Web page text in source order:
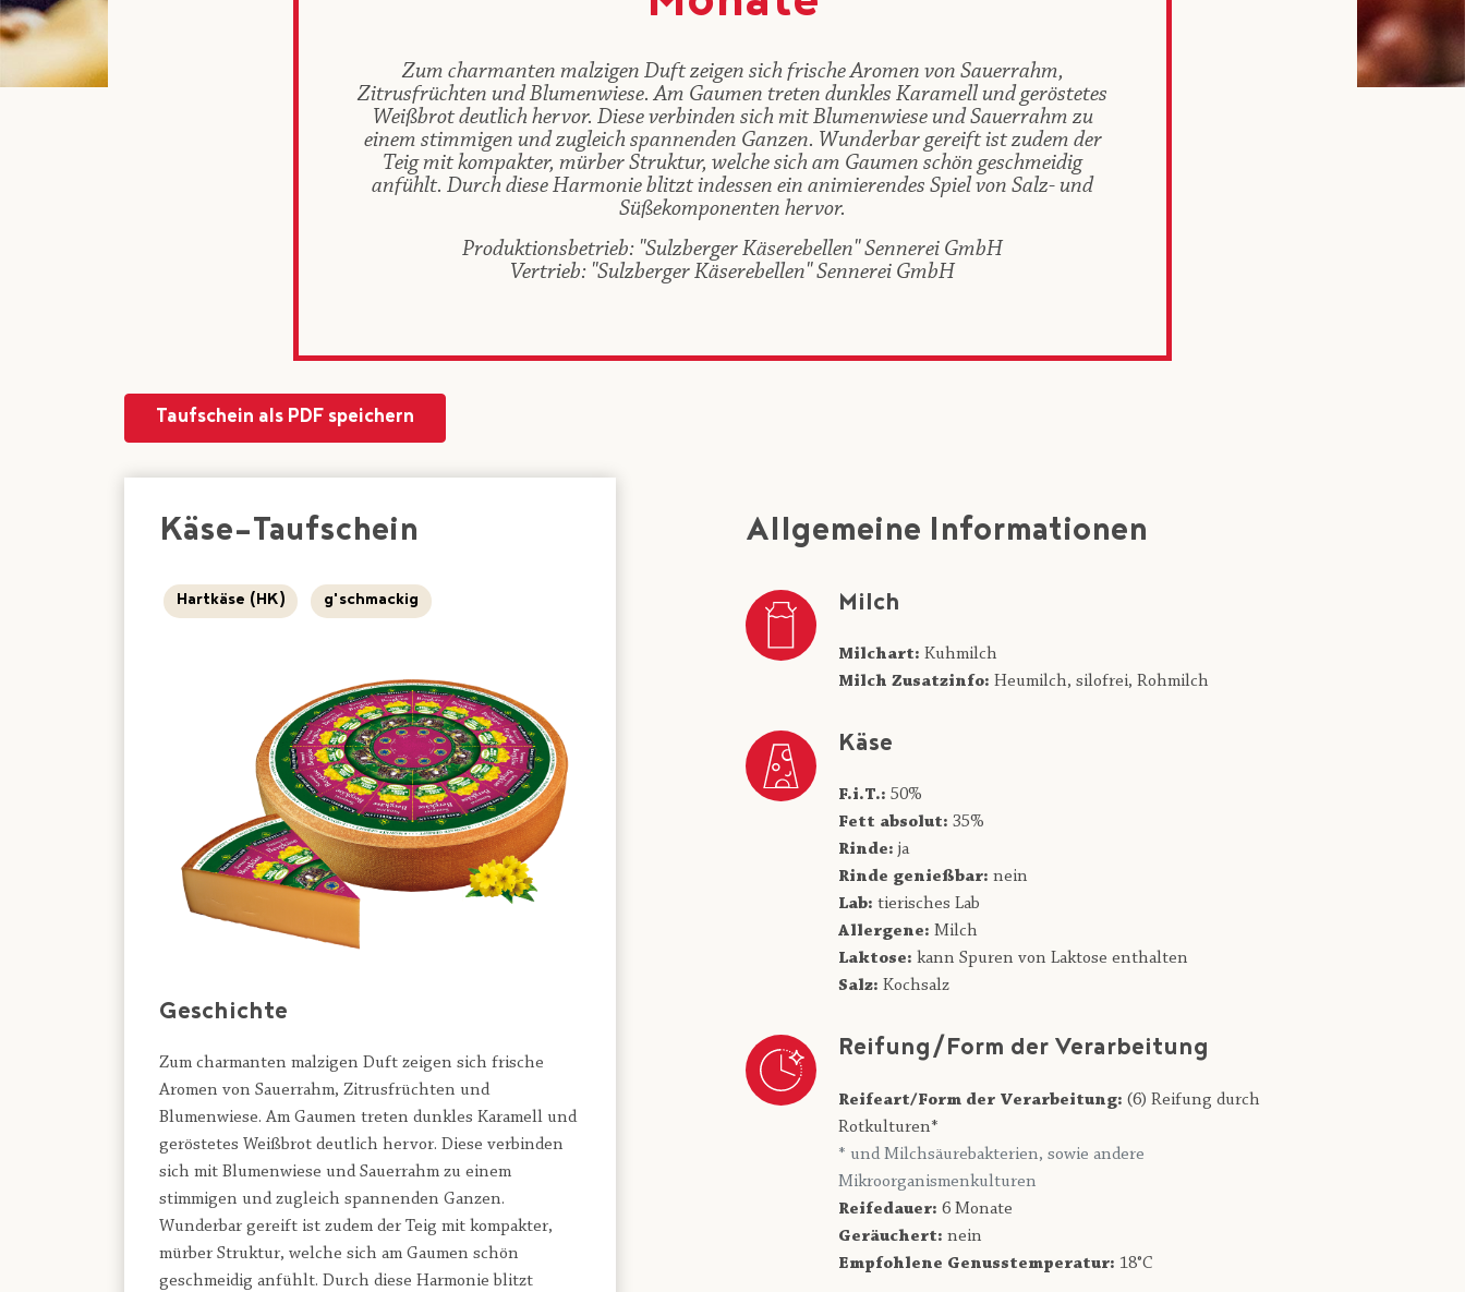
Zum charmanten malzigen Duft zeigen sich frische Aromen von Sauerrahm,
Zitrusfrüchten und Blumenwiese. Am Gaumen treten dunkles Karamell und geröstetes
Weißbrot deutlich hervor. Diese verbinden sich mit Blumenwiese und Sauerrahm zu
einem stimmigen und zugleich spannenden Ganzen. Wunderbar gereift ist zudem der
Teig mit kompakter, mürber Struktur, welche sich am Gaumen schön geschmeidig
anfühlt. Durch diese Harmonie blitzt indessen ein animierendes Spiel von Salz- und
Süßekomponenten hervor.
Produktionsbetrieb: "Sulzberger Käserebellen" Sennerei GmbH
Vertrieb: "Sulzberger Käserebellen" Sennerei GmbH
Taufschein als PDF speichern
Käse-Taufschein
Hartkäse (HK) g'schmackig
Geschichte
Zum charmanten malzigen Duft zeigen sich frische
Aromen von Sauerrahm, Zitrusfrüchten und
Blumenwiese. Am Gaumen treten dunkles Karamell und
geröstetes Weißbrot deutlich hervor. Diese verbinden
sich mit Blumenwiese und Sauerrahm zu einem
stimmigen und zugleich spannenden Ganzen.
Wunderbar gereift ist zudem der Teig mit kompakter,
mürber Struktur, welche sich am Gaumen schön
geschmeidig anfühlt. Durch diese Harmonie blitzt
Allgemeine Informationen
Milch
Milchart: Kuhmilch
Milch Zusatzinfo: Heumilch, silofrei, Rohmilch
Käse
F.i.T.: 50%
Fett absolut: 35%
Rinde: ja
Rinde genießbar: nein
Lab: tierisches Lab
Allergene: Milch
Laktose: kann Spuren von Laktose enthalten
Salz: Kochsalz
Reifung/Form der Verarbeitung
Reifeart/Form der Verarbeitung: (6) Reifung durch
Rotkulturen*
* und Milchsäurebakterien, sowie andere
Mikroorganismenkulturen
Reifedauer: 6 Monate
Geräuchert: nein
Empfohlene Genusstemperatur: 18°C